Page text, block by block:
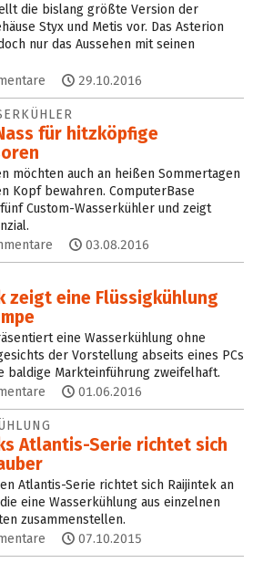
die bislang größte Version der
Styx und Metis vor. Das Asterion
nur das Aussehen mit seinen
29.10.2016
für hitzköpfige
möchten auch an heißen Sommertagen
Kopf bewahren. ComputerBase
Custom-Wasserkühler und zeigt
03.08.2016
zeigt eine Flüssigkühlung
eine Wasserkühlung ohne
der Vorstellung abseits eines PCs
baldige Markteinführung zweifelhaft.
01.06.2016
Atlantis-Serie richtet sich
Atlantis-Serie richtet sich Raijintek an
eine Wasserkühlung aus einzelnen
zusammenstellen.
07.10.2015